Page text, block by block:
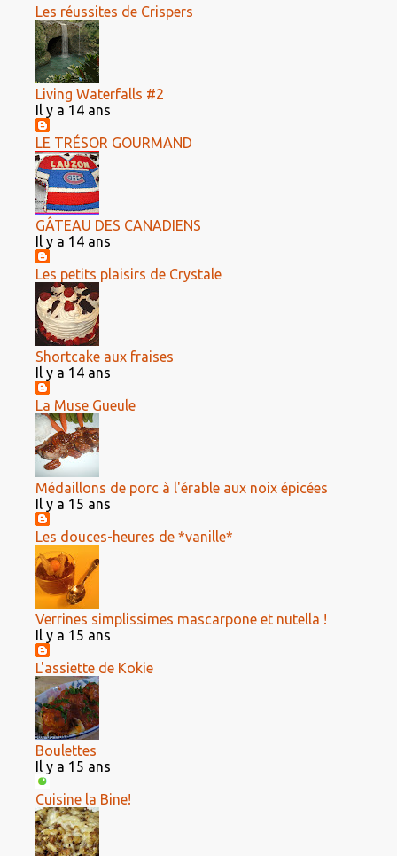
Les réussites de Crispers
Living Waterfalls #2
Il y a 14 ans
LE TRÉSOR GOURMAND
GÂTEAU DES CANADIENS
Il y a 14 ans
Les petits plaisirs de Crystale
Shortcake aux fraises
Il y a 14 ans
La Muse Gueule
Médaillons de porc à l'érable aux noix épicées
Il y a 15 ans
Les douces-heures de *vanille*
Verrines simplissimes mascarpone et nutella !
Il y a 15 ans
L'assiette de Kokie
Boulettes
Il y a 15 ans
Cuisine la Bine!